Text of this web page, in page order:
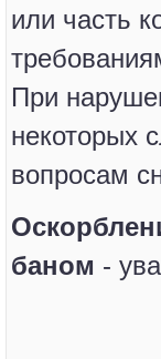
или часть
При
некоторых
вопросам
баном -